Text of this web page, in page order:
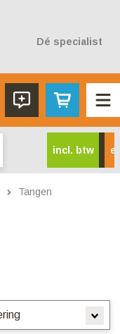
Dé specialist
incl. btw
Tangen